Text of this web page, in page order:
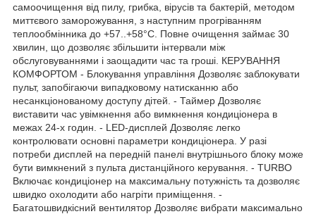
самоочищення від пилу, грибка, вірусів та бактерій, методом
миттєвого заморожування, з наступним прогріванням
теплообмінника до +57..+58°C. Повне очищення займає 30
хвилин, що дозволяє збільшити інтервали між
обслуговуваннями і заощадити час та гроші. КЕРУВАННЯ
КОМФОРТОМ - Блокування управління Дозволяє заблокувати
пульт, запобігаючи випадковому натисканню або
несанкціонованому доступу дітей. - Таймер Дозволяє
виставити час увімкнення або вимкнення кондиціонера в
межах 24-х годин. - LED-дисплей Дозволяє легко
контролювати основні параметри кондиціонера. У разі
потреби дисплей на передній панелі внутрішнього блоку може
бути вимкнений з пульта дистанційного керування. - TURBO
Включає кондиціонер на максимальну потужність та дозволяє
швидко охолодити або нагріти приміщення. -
Багатошвидкісний вентилятор Дозволяє вибрати максимально